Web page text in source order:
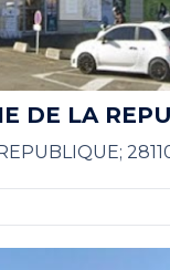
DE LA